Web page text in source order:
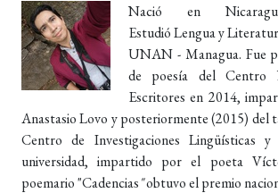
Nació en
Estudió Lengua y
UNAN - Managua. Fue
de poesía del Centro
Escritores en 2014,
Anastasio Lovo y posteriormente (2015) del
Centro de Investigaciones Lingüísticas
universidad, impartido por el poeta
poemario "Cadencias"obtuvo el premio